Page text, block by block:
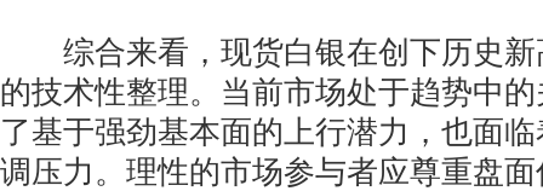
综合来看，现货白银在创下历史新
的技术性整理。当前市场处于趋势中
了基于强劲基本面的上行潜力，也面
调压力。理性的市场参与者应尊重盘